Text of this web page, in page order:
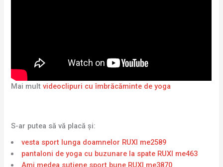
Mai multvideoclipuri cu îmbrăcăminte de yoga
S-ar putea să vă placă și:
vesta sport lunga doamnelor RUXI me2589
pantaloni de yoga cu buzunare la spate RUXI me463
Ami medea sutiene sport bune RUXI me3870